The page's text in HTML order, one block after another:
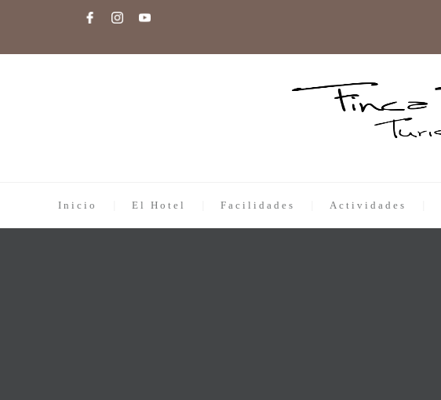
Inicio El Hotel Facilidades Actividades